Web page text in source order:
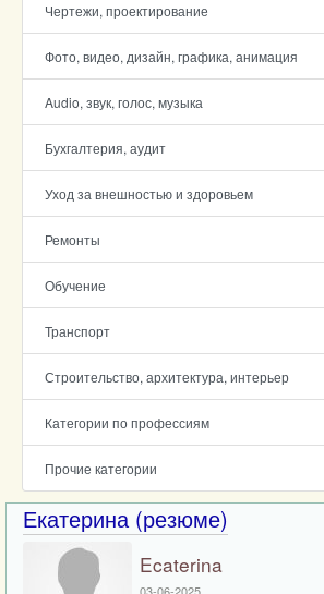
Чертежи, проектирование
Фото, видео, дизайн, графика, анимация
Audio, звук, голос, музыка
Бухгалтерия, аудит
Уход за внешностью и здоровьем
Ремонты
Обучение
Транспорт
Строительство, архитектура, интерьер
Категории по профессиям
Прочие категории
Екатерина (резюме)
Ecaterina